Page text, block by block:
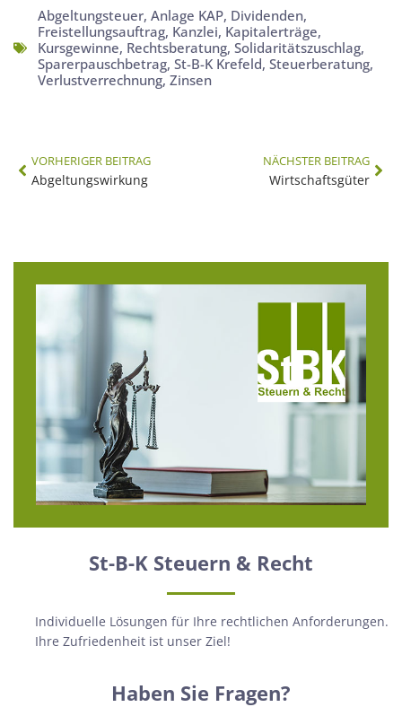
Abgeltungsteuer, Anlage KAP, Dividenden,
Freistellungsauftrag, Kanzlei, Kapitalerträge,
Kursgewinne, Rechtsberatung, Solidaritätszuschlag,
Sparerpauschbetrag, St-B-K Krefeld, Steuerberatung,
Verlustverrechnung, Zinsen
VORHERIGER BEITRAG
Abgeltungswirkung
NÄCHSTER BEITRAG
Wirtschaftsgüter
St-B-K Steuern & Recht
Individuelle Lösungen für Ihre rechtlichen Anforderungen.
Ihre Zufriedenheit ist unser Ziel!
Haben Sie Fragen?